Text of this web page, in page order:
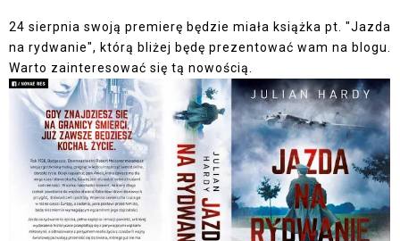
24 sierpnia swoją premierę będzie miała książka pt. "Jazda
na rydwanie", którą bliżej będę prezentować wam na blogu.
Warto zainteresować się tą nowością.